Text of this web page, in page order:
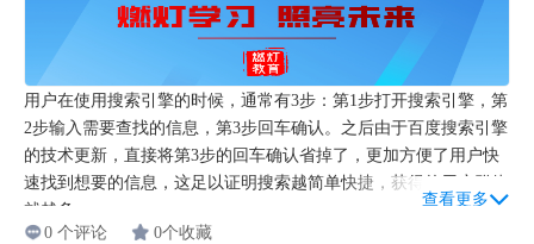
用户在使用搜索引擎的时候，通常有3步：第1步打开搜索引擎，第
2步输入需要查找的信息，第3步回车确认。之后由于百度搜索引擎
的技术更新，直接将第3步的回车确认省掉了，更加方便了用户快
速找到想要的信息，这足以证明搜索越简单快捷，获得的用户群体
就越多。...
查看更多
0 个评论
0个收藏